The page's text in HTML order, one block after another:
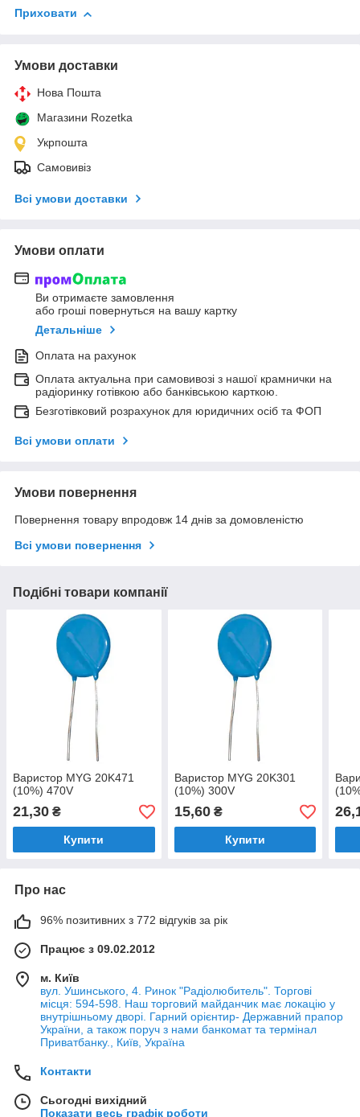
Приховати
Умови доставки
Нова Пошта
Магазини Rozetka
Укрпошта
Самовивіз
Всі умови доставки
Умови оплати
Ви отримаєте замовлення
або гроші повернуться на вашу картку
Детальніше
Оплата на рахунок
Оплата актуальна при самовивозі з нашої крамнички на
радіоринку готівкою або банківською карткою.
Безготівковий розрахунок для юридичних осіб та ФОП
Всі умови оплати
Умови повернення
Повернення товару впродовж 14 днів за домовленістю
Всі умови повернення
Подібні товари компанії
Варистор MYG 20K471
(10%) 470V
21,30 ₴
Купити
Варистор MYG 20K301
(10%) 300V
15,60₴
Купити
Про нас
96% позитивних з 772 відгуків за рік
Працює з 09.02.2012
м. Київ
вул. Ушинського, 4. Ринок "Радіолюбитель". Торгові
місця: 594-598. Наш торговий майданчик має локацію у
внутрішньому дворі. Гарний орієнтир- Державний прапор
України, а також поруч з нами банкомат та термінал
Приватбанку., Київ, Україна
Контакти
Сьогодні вихідний
Показати весь графік роботи